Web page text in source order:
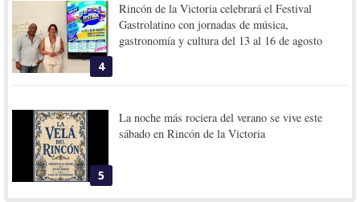
4
Rincón de la Victoria celebrará el Festival
Gastrolatino con jornadas de música,
gastronomía y cultura del 13 al 16 de agosto
5
La noche más rociera del verano se vive este
sábado en Rincón de la Victoria